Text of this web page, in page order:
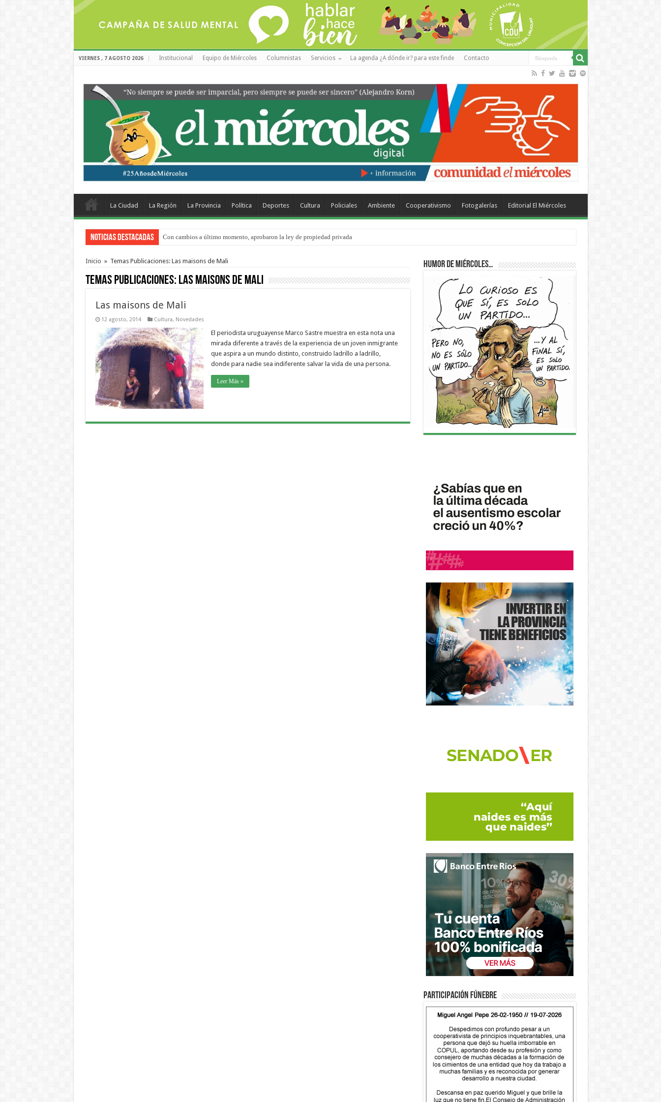
VIERNES , 7 AGOSTO 2026 Institucional Equipo de Miércoles Columnistas Servicios La agenda ¿A dónde ir? para este finde Contacto
La Ciudad La Región La Provincia Política Deportes Cultura Policiales Ambiente Cooperativismo Fotogalerías Editorial El Miércoles
Noticias Destacadas Con cambios a último momento, aprobaron la ley de propiedad privada
Del viernes 7 al domingo 9 de agosto: la agenda ¿A dónde ir? para este finde
Inicio » Temas Publicaciones: Las maisons de Mali
Temas Publicaciones: Las maisons de Mali
Las maisons de Mali
12 agosto, 2014 Cultura, Novedades
El periodista uruguayense Marco Sastre muestra en esta nota una
mirada diferente a través de la experiencia de un joven inmigrante
que aspira a un mundo distinto, construido ladrillo a ladrillo,
donde para nadie sea indiferente salvar la vida de una persona.
Leer Más »
Humor de Miércoles…
Participación fúnebre